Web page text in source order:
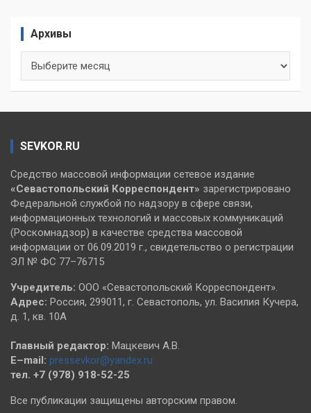
Архивы
SEVKOR.RU
Средство массовой информации сетевое издание
«Севастопольский Корреспондент» зарегистрировано
Федеральной службой по надзору в сфере связи,
информационных технологий и массовых коммуникаций
(Роскомнадзор) в качестве средства массовой
информации от 06.09.2019 г., свидетельство о регистрации
ЭЛ № ФС 77–76715
Учредитель: ООО «Севастопольский Корреспондент».
Адрес: Россия, 299011, г. Севастополь, ул. Василия Кучера,
д. 1, кв. 10А
Главный редактор: Мацкевич А.В.
E–mail: pressevkor@yandex.ru
тел. +7 (978) 918-52-25
Все публикации защищены авторским правом.